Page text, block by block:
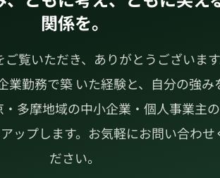
関係を。
ご覧いただき、ありがとうございま
業勤務で築 いた経験と、自分の強み
・多摩地域の中小企業・個人事業主
ップします。お気軽にお問い合わせ
ださい。